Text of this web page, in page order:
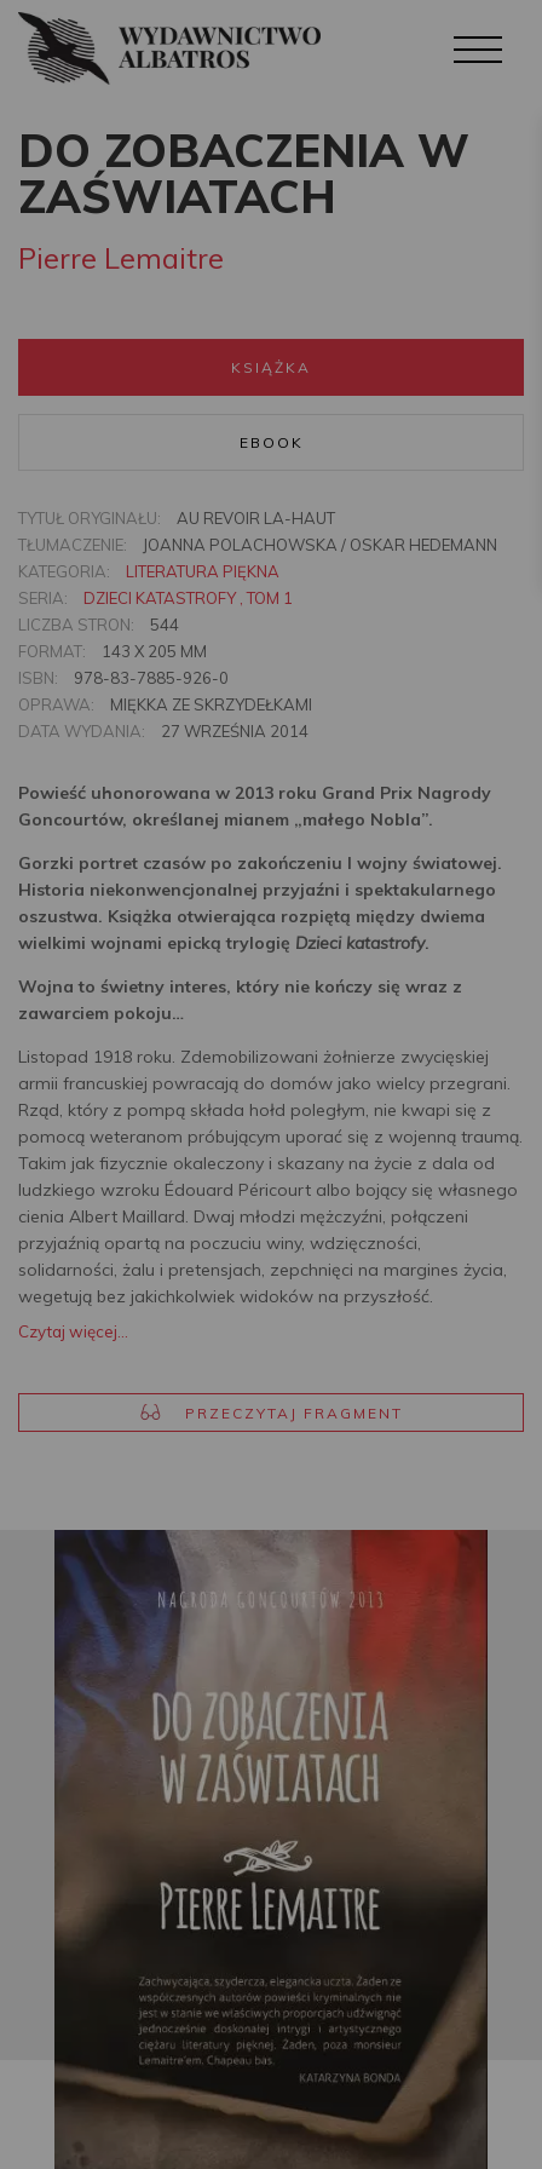
DO ZOBACZENIA W
ZAŚWIATACH
Pierre Lemaitre
KSIĄŻKA
EBOOK
TYTUŁ ORYGINAŁU:
AU REVOIR LA-HAUT
TŁUMACZENIE:
JOANNA POLACHOWSKA / OSKAR HEDEMANN
KATEGORIA:
LITERATURA PIĘKNA
SERIA:
DZIECI KATASTROFY , TOM 1
LICZBA STRON:
544
FORMAT:
143 X 205 MM
ISBN:
978-83-7885-926-0
OPRAWA:
MIĘKKA ZE SKRZYDEŁKAMI
DATA WYDANIA:
27 WRZEŚNIA 2014
Powieść uhonorowana w 2013 roku Grand Prix Nagrody
Goncourtów, określanej mianem „małego Nobla”.
Gorzki portret czasów po zakończeniu I wojny światowej.
Historia niekonwencjonalnej przyjaźni i spektakularnego
oszustwa. Książka otwierająca rozpiętą między dwiema
wielkimi wojnami epicką trylogię Dzieci katastrofy.
Wojna to świetny interes, który nie kończy się wraz z
zawarciem pokoju…
Listopad 1918 roku. Zdemobilizowani żołnierze zwycięskiej
armii francuskiej powracają do domów jako wielcy przegrani.
Rząd, który z pompą składa hołd poległym, nie kwapi się z
pomocą weteranom próbującym uporać się z wojenną traumą.
Takim jak fizycznie okaleczony i skazany na życie z dala od
ludzkiego wzroku Édouard Péricourt albo bojący się własnego
cienia Albert Maillard. Dwaj młodzi mężczyźni, połączeni
przyjaźnią opartą na poczuciu winy, wdzięczności,
solidarności, żalu i pretensjach, zepchnięci na margines życia,
wegetują bez jakichkolwiek widoków na przyszłość.
Czytaj więcej...
PRZECZYTAJ FRAGMENT